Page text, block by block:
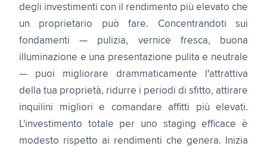
degli investimenti con il rendimento più elevato che
un proprietario può fare. Concentrandoti sui
fondamenti — pulizia, vernice fresca, buona
illuminazione e una presentazione pulita e neutrale
— puoi migliorare drammaticamente l'attrattiva
della tua proprietà, ridurre i periodi di sfitto, attirare
inquilini migliori e comandare affitti più elevati.
L'investimento totale per uno staging efficace è
modesto rispetto ai rendimenti che genera. Inizia